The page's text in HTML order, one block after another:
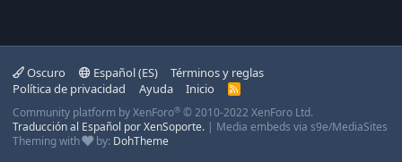
Oscuro Español (ES)
Términos y reglas
Política de privacidad
Ayuda Inicio
R
S
Community platform by XenForo® © 2010-2022 XenForo Ltd.
Traducción al Español por XenSoporte. | Media embeds via s9e/MediaSites
Theming with
by: DohTheme